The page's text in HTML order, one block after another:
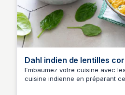
Dahl indien de lentilles
Recettes de cuisine
Embaumez votre cuisine avec
cuisine indienne en préparant